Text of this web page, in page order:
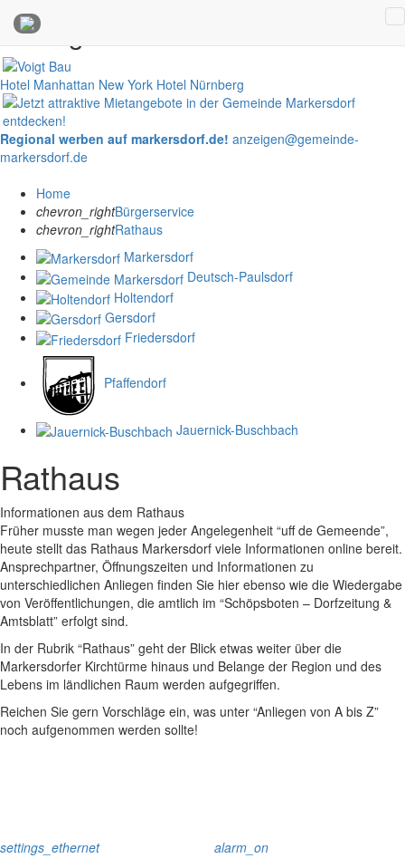
Anzeigen
Hotel Manhattan New York Hotel Nürnberg
Regional werben auf markersdorf.de! anzeigen@gemeinde-
markersdorf.de
Home
chevron_rightBürgerservice
chevron_rightRathaus
Markersdorf
Deutsch-Paulsdorf
Holtendorf
Gersdorf
Friedersdorf
Pfaffendorf
Jauernick-Buschbach
Rathaus
Informationen aus dem Rathaus
Früher musste man wegen jeder Angelegenheit “uff de Gemeende”,
heute stellt das Rathaus Markersdorf viele Informationen online bereit.
Ansprechpartner, Öffnungszeiten und Informationen zu
unterschiedlichen Anliegen finden Sie hier ebenso wie die Wiedergabe
von Veröffentlichungen, die amtlich im “Schöpsboten – Dorfzeitung &
Amtsblatt” erfolgt sind.
In der Rubrik “Rathaus” geht der Blick etwas weiter über die
Markersdorfer Kirchtürme hinaus und Belange der Region und des
Lebens im ländlichen Raum werden aufgegriffen.
Reichen Sie gern Vorschläge ein, was unter “Anliegen von A bis Z”
noch aufgenommen werden sollte!
settings_ethernet alarm_on